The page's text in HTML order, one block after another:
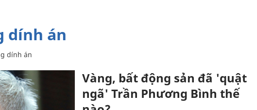
dính án
dính án
Vàng, bất động sản đã 'quật
ngã' Trần Phương Bình thế